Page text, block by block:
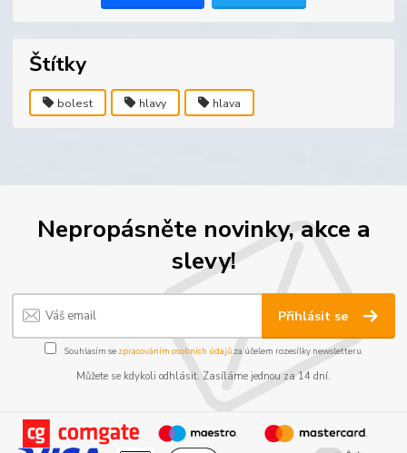
Štítky
bolest hlavy hlava
Nepropásněte novinky, akce a
slevy!
Přihlásit se
Souhlasím se zpracováním osobních údajůza účelem rozesílky newsletteru.
Můžete se kdykoli odhlásit. Zasíláme jednou za 14 dní.